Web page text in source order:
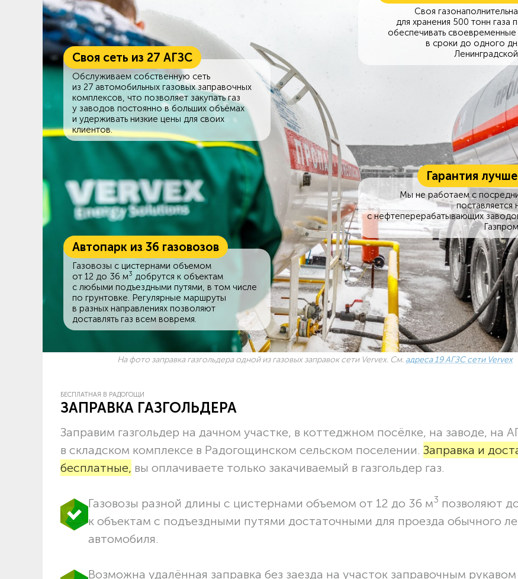
Своя
для хранения 500 тонн газа
обеспечивать своевременные
в сроки до одного
Своя сеть из 27 АГЗС
Обслуживаем собственную сеть
из 27 автомобильных газовых заправочных
комплексов, что позволяет закупать газ
у заводов постоянно в больших объёмах
и удерживать низкие цены для своих
клиентов.
Гарантия
Мы не работаем с
поставляется
с нефтеперерабатывающих
Автопарк из 36 газовозов
Газовозы с цистернами объемом
от 12 до 36 м3 добрутся к объектам
c любыми подъездными путями, в том числе
по грунтовке. Регулярные маршруты
в разных направлениях позволяют
доставлять газ всем вовремя.
На фото заправка газгольдера одной из газовых заправок сети Vervex. См. адреса 19 АГЗС сети Vervex
БЕСПЛАТНАЯ В РАДОГОЩИ
ЗАПРАВКА ГАЗГОЛЬДЕРА
Заправим газгольдер на дачном участке, в коттеджном посёлке, на заводе, на
в складском комплексе в Радогощинском сельском поселении. Заправка и
бесплатные, вы оплачиваете только закачиваемый в газгольдер газ.
Газовозы разной длины с цистернами объемом от 12 до 36 м3 позволяют
к объектам c подъездными путями достаточными для проезда обычного
автомобиля.
Возможна удалённая заправка без заезда на участок заправочным